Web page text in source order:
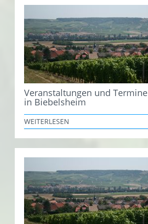
Veranstaltungen und Termine
in Biebelsheim
WEITERLESEN